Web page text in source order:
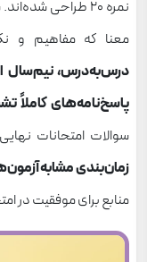
نمره ۲۰ طراحی شده‌اند. ساختار این مجموعه
معنا که مفاهیم و
درس‌به‌درس، نیم‌سال
پاسخ‌نامه‌های کاملاً
سوالات امتحانات
زمان‌بندی مشابه
منابع برای موفقیت در